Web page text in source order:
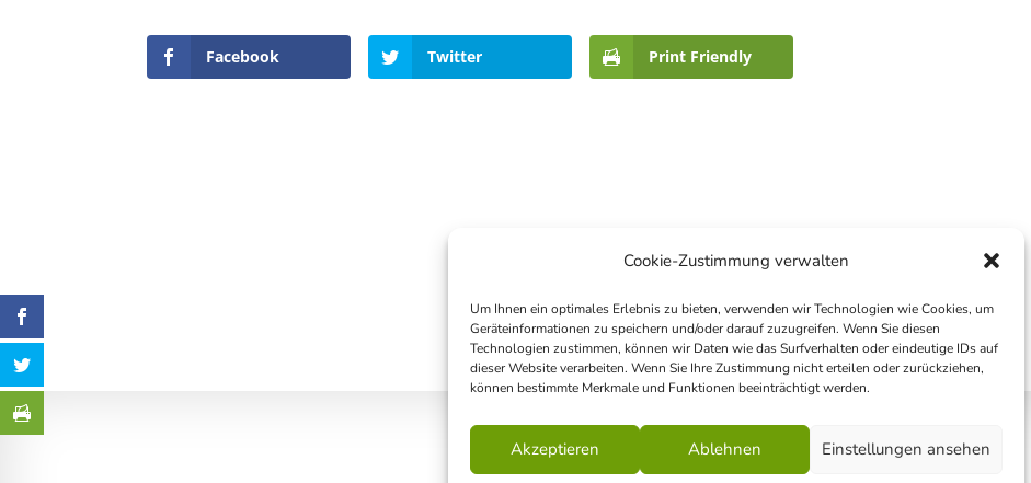
Cookie-Zustimmung verwalten
Um Ihnen ein optimales Erlebnis zu bieten, verwenden wir Technologien wie Cookies, um
Geräteinformationen zu speichern und/oder darauf zuzugreifen. Wenn Sie diesen
Technologien zustimmen, können wir Daten wie das Surfverhalten oder eindeutige IDs auf
dieser Website verarbeiten. Wenn Sie Ihre Zustimmung nicht erteilen oder zurückziehen,
können bestimmte Merkmale und Funktionen beeinträchtigt werden.
Akzeptieren Ablehnen Einstellungen ansehen
Facebook Twitter Print Friendly